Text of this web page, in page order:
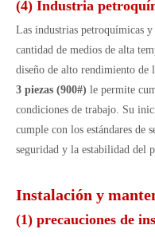
(4) Industria
Las industrias petroquímicas
cantidad de medios de alta
diseño de alto rendimiento de
3 piezas (900#) le permite
condiciones de trabajo. Su
cumple con los estándares de
seguridad y la estabilidad del
Instalación y
(1) precauciones de